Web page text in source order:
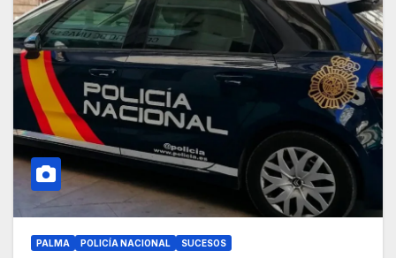
PALMA POLICÍA NACIONAL SUCESOS